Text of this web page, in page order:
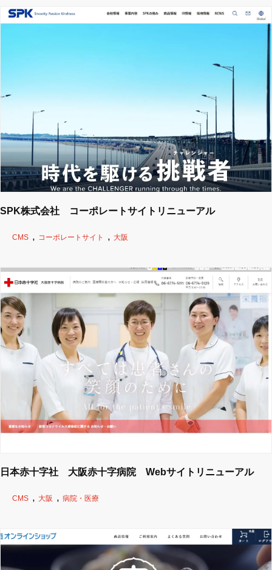
SPK株式会社 コーポレートサイトリニューアル
CMS コーポレートサイト 大阪
日本赤十字社 大阪赤十字病院 Webサイトリニューアル
CMS 大阪 病院・医療